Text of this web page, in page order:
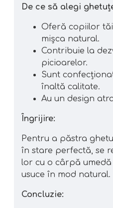
De ce să alegi
Oferă copiilor
mișca natural.
Contribuie la
picioarelor.
Sunt
înaltă calitate.
Au un design
Îngrijire:
Pentru a păstra
în stare perfectă, se
lor cu o cârpă
usuce în mod natural.
Concluzie: